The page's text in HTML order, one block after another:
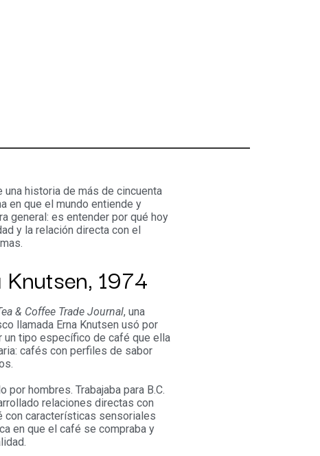
historia de más de cincuenta
en que el mundo entiende y
general: es entender por qué hoy
y la relación directa con el
1974
& Coffee Trade Journal, una
llamada Erna Knutsen usó por
un tipo específico de café que ella
cafés con perfiles de sabor
por hombres. Trabajaba para B.C.
relaciones directas con
con características sensoriales
en que el café se compraba y